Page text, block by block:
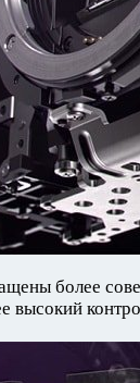
более
высокий